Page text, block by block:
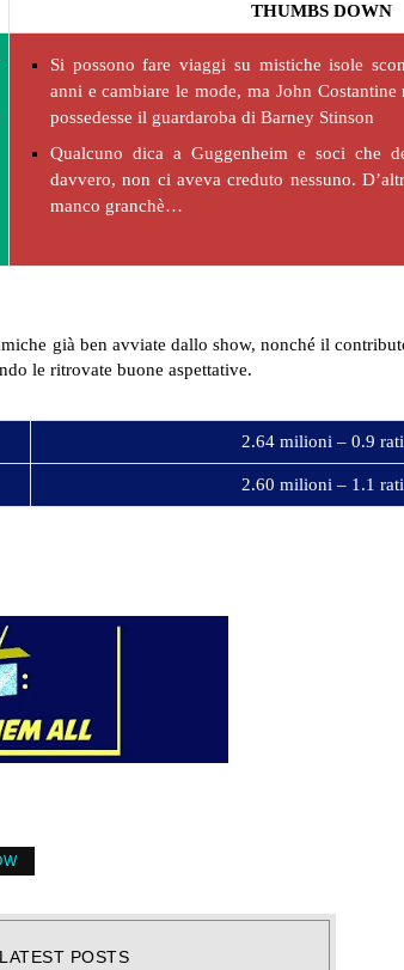
THUMBS DOWN
Si possono fare viaggi su mistiche isole
anni e cambiare le mode, ma John
possedesse il guardaroba di Barney Stinson
Qualcuno dica a Guggenheim e soci che
davvero, non ci aveva creduto nessuno.
manco granchè…
già ben avviate dallo show, nonché il
le ritrovate buone aspettative.
2.64 milioni – 0.9
2.60 milioni – 1.1
LATEST POSTS